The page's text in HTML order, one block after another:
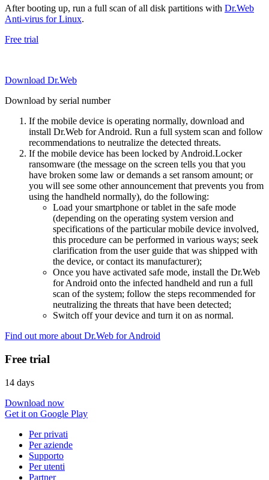
After booting up, run a full scan of all disk partitions with Dr.Web
Anti-virus for Linux.
Free trial
Download Dr.Web
Download by serial number
If the mobile device is operating normally, download and
install Dr.Web for Android. Run a full system scan and follow
recommendations to neutralize the detected threats.
If the mobile device has been locked by Android.Locker
ransomware (the message on the screen tells you that you
have broken some law or demands a set ransom amount; or
you will see some other announcement that prevents you from
using the handheld normally), do the following:
Load your smartphone or tablet in the safe mode
(depending on the operating system version and
specifications of the particular mobile device involved,
this procedure can be performed in various ways; seek
clarification from the user guide that was shipped with
the device, or contact its manufacturer);
Once you have activated safe mode, install the Dr.Web
for Android onto the infected handheld and run a full
scan of the system; follow the steps recommended for
neutralizing the threats that have been detected;
Switch off your device and turn it on as normal.
Find out more about Dr.Web for Android
Free trial
14 days
Download now
Get it on Google Play
Per privati
Per aziende
Supporto
Per utenti
Partner